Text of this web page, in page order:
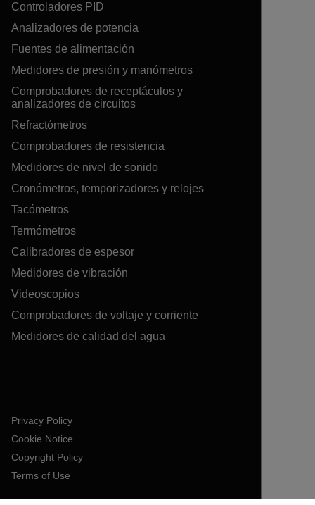
Controladores PID
Analizadores de potencia
Fuentes de alimentación
Medidores de presión y manómetros
Comprobadores de receptáculos y
analizadores de circuitos
Refractómetros
Comprobadores de resistencia
Medidores de nivel de sonido
Cronómetros, temporizadores y relojes
Tacómetros
Termómetros
Calibradores de espesor
Medidores de vibración
Videoscopios
Comprobadores de voltaje y corriente
Medidores de calidad del agua
Privacy Policy
Cookie Notice
Copyright Policy
Terms of Use